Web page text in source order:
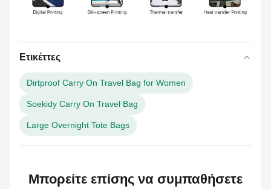
Ετικέττες
Dirtproof Carry On Travel Bag for Women
Soekidy Carry On Travel Bag
Large Overnight Tote Bags
Μπορείτε επίσης να συμπαθήσετε